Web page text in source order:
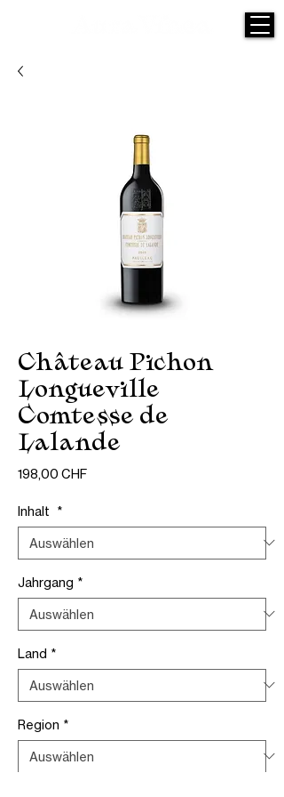
Château Pichon
Longueville
Comtesse de
Lalande
198,00 CHFPreis
Inhalt *
Jahrgang *
Land *
Region *